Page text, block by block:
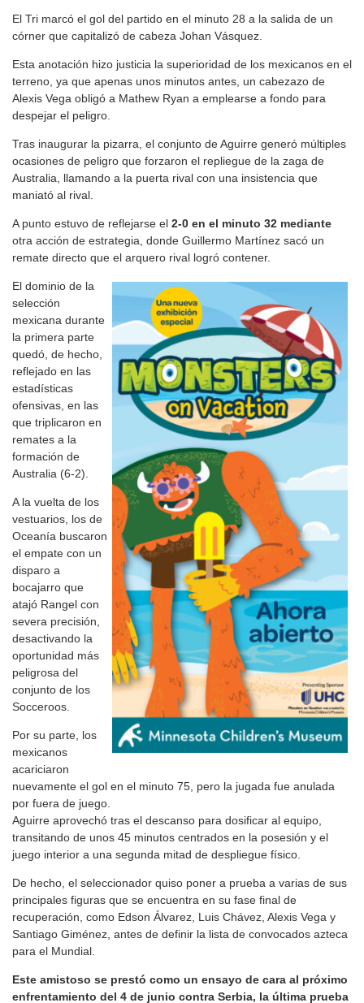
El Tri marcó el gol del partido en el minuto 28 a la salida de un
córner que capitalizó de cabeza Johan Vásquez.
Esta anotación hizo justicia la superioridad de los mexicanos en el
terreno, ya que apenas unos minutos antes, un cabezazo de
Alexis Vega obligó a Mathew Ryan a emplearse a fondo para
despejar el peligro.
Tras inaugurar la pizarra, el conjunto de Aguirre generó múltiples
ocasiones de peligro que forzaron el repliegue de la zaga de
Australia, llamando a la puerta rival con una insistencia que
maniató al rival.
A punto estuvo de reflejarse el 2-0 en el minuto 32 mediante
otra acción de estrategia, donde Guillermo Martínez sacó un
remate directo que el arquero rival logró contener.
El dominio de la
selección
mexicana durante
la primera parte
quedó, de hecho,
reflejado en las
estadísticas
ofensivas, en las
que triplicaron en
remates a la
formación de
Australia (6-2).
A la vuelta de los
vestuarios, los de
Oceanía buscaron
el empate con un
disparo a
bocajarro que
atajó Rangel con
severa precisión,
desactivando la
oportunidad más
peligrosa del
conjunto de los
Socceroos.
Por su parte, los
mexicanos
acariciaron
nuevamente el gol en el minuto 75, pero la jugada fue anulada
por fuera de juego.
Aguirre aprovechó tras el descanso para dosificar al equipo,
transitando de unos 45 minutos centrados en la posesión y el
juego interior a una segunda mitad de despliegue físico.
De hecho, el seleccionador quiso poner a prueba a varias de sus
principales figuras que se encuentra en su fase final de
recuperación, como Edson Álvarez, Luis Chávez, Alexis Vega y
Santiago Giménez, antes de definir la lista de convocados azteca
para el Mundial.
Este amistoso se prestó como un ensayo de cara al próximo
enfrentamiento del 4 de junio contra Serbia, la última prueba